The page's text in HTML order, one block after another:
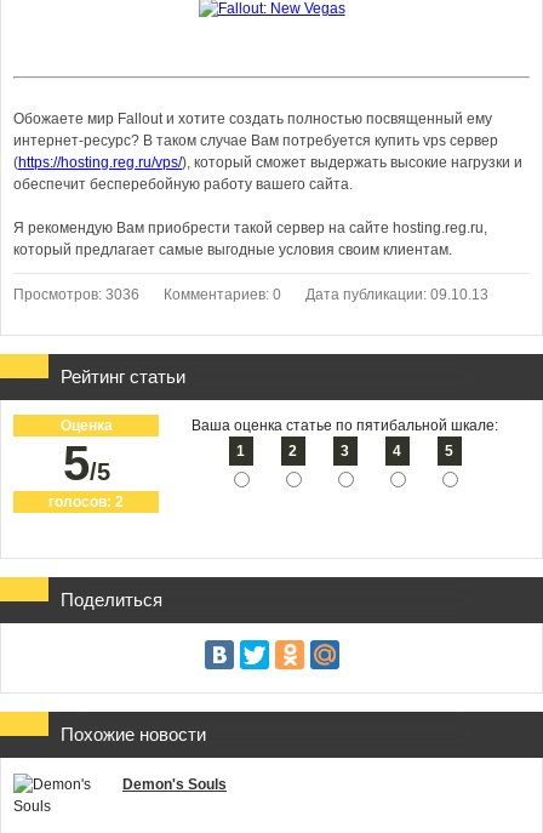
Обожаете мир Fallout и хотите создать полностью посвященный ему
интернет-ресурс? В таком случае Вам потребуется купить vps сервер
(https://hosting.reg.ru/vps/), который сможет выдержать высокие нагрузки и
обеспечит бесперебойную работу вашего сайта.
Я рекомендую Вам приобрести такой сервер на сайте hosting.reg.ru,
который предлагает самые выгодные условия своим клиентам.
Просмотров: 3036 Комментариев: 0 Дата публикации: 09.10.13
Рейтинг статьи
Оценка
5/5
голосов: 2
Ваша оценка статье по пятибальной шкале:
1
2 3 4 5
Поделиться
Похожие новости
Demon's Souls